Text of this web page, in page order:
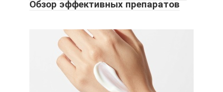
Обзор эффективных препаратов